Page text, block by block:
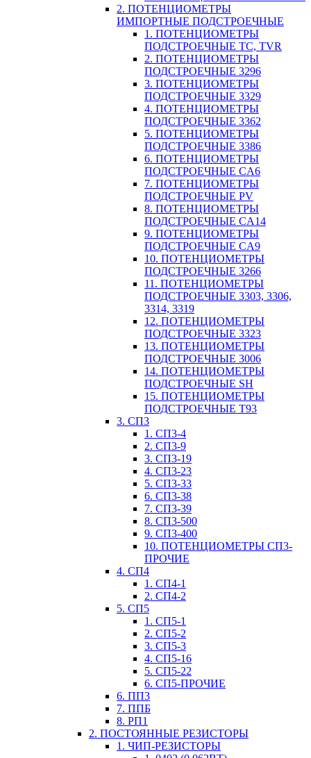
2. ПОТЕНЦИОМЕТРЫ
ИМПОРТНЫЕ ПОДСТРОЕЧНЫЕ
1. ПОТЕНЦИОМЕТРЫ
ПОДСТРОЕЧНЫЕ TC, TVR
2. ПОТЕНЦИОМЕТРЫ
ПОДСТРОЕЧНЫЕ 3296
3. ПОТЕНЦИОМЕТРЫ
ПОДСТРОЕЧНЫЕ 3329
4. ПОТЕНЦИОМЕТРЫ
ПОДСТРОЕЧНЫЕ 3362
5. ПОТЕНЦИОМЕТРЫ
ПОДСТРОЕЧНЫЕ 3386
6. ПОТЕНЦИОМЕТРЫ
ПОДСТРОЕЧНЫЕ CA6
7. ПОТЕНЦИОМЕТРЫ
ПОДСТРОЕЧНЫЕ PV
8. ПОТЕНЦИОМЕТРЫ
ПОДСТРОЕЧНЫЕ CA14
9. ПОТЕНЦИОМЕТРЫ
ПОДСТРОЕЧНЫЕ CA9
10. ПОТЕНЦИОМЕТРЫ
ПОДСТРОЕЧНЫЕ 3266
11. ПОТЕНЦИОМЕТРЫ
ПОДСТРОЕЧНЫЕ 3303, 3306,
3314, 3319
12. ПОТЕНЦИОМЕТРЫ
ПОДСТРОЕЧНЫЕ 3323
13. ПОТЕНЦИОМЕТРЫ
ПОДСТРОЕЧНЫЕ 3006
14. ПОТЕНЦИОМЕТРЫ
ПОДСТРОЕЧНЫЕ SH
15. ПОТЕНЦИОМЕТРЫ
ПОДСТРОЕЧНЫЕ Т93
3. СП3
1. СП3-4
2. СП3-9
3. СП3-19
4. СП3-23
5. СП3-33
6. СП3-38
7. СП3-39
8. СП3-500
9. СП3-400
10. ПОТЕНЦИОМЕТРЫ СП3-
ПРОЧИЕ
4. СП4
1. СП4-1
2. СП4-2
5. СП5
1. СП5-1
2. СП5-2
3. СП5-3
4. СП5-16
5. СП5-22
6. СП5-ПРОЧИЕ
6. ПП3
7. ППБ
8. РП1
2. ПОСТОЯННЫЕ РЕЗИСТОРЫ
1. ЧИП-РЕЗИСТОРЫ